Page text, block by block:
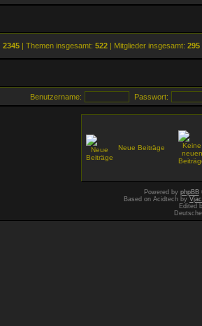
2345 | Themen insgesamt: 522 | Mitglieder insgesamt: 295
Benutzername: Passwort:
Neue Beiträge
Powered by phpBB
Based on Acidtech by
Edited